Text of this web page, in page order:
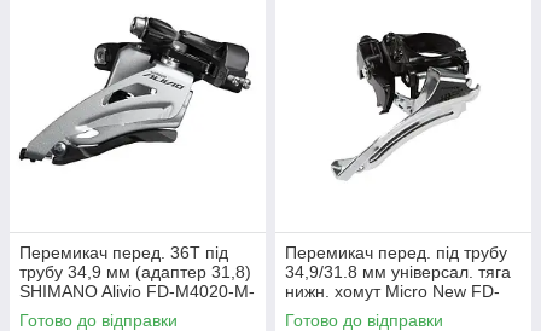
Перемикач перед. 36T під
трубу 34,9 мм (адаптер 31,8)
SHIMANO Alivio FD-M4020-M-
B
Готово до відправки
Перемикач перед. під трубу
34,9/31.8 мм універсал. тяга
нижн. хомут Micro New FD-
M21 для 3х10
Готово до відправки